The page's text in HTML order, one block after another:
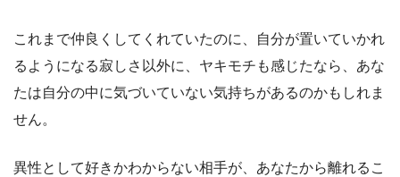
これまで仲良くしてくれていたのに、自分が置いていかれ
るようになる寂しさ以外に、ヤキモチも感じたなら、あな
たは自分の中に気づいていない気持ちがあるのかもしれま
せん。
異性として好きかわからない相手が、あなたから離れるこ